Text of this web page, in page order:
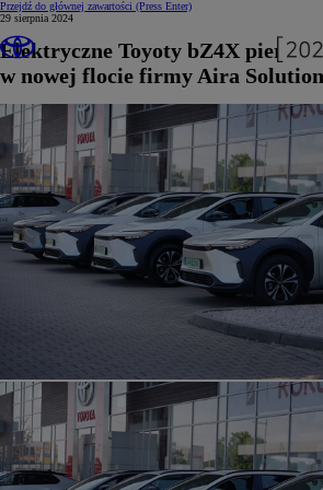
Przejdź do głównej zawartości (Press Enter)
29 sierpnia 2024
Elektryczne Toyoty bZ4X
w nowej flocie firmy Aira